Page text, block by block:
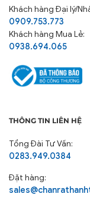
Khách hàngĐại lý/
0909.753.773
Khách hàng Mua Lẻ:
0938.694.065
THÔNG TIN LIÊN HỆ
Tổng Đài Tư Vấn:
0283.949.0384
Đặt hàng: